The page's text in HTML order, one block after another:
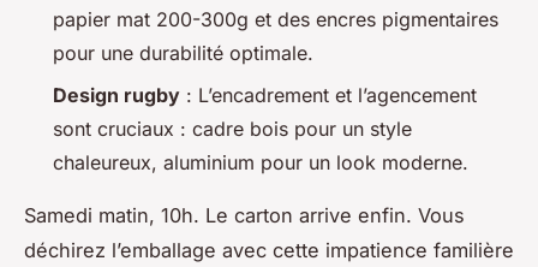
papier mat 200-300g et des encres pigmentaires
pour une durabilité optimale.
Design rugby : L’encadrement et l’agencement
sont cruciaux : cadre bois pour un style
chaleureux, aluminium pour un look moderne.
Samedi matin, 10h. Le carton arrive enfin. Vous
déchirez l’emballage avec cette impatience familière